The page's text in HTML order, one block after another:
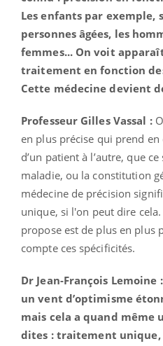
Les enfants par exemple,
personnes âgées, les
femmes... On voit
traitement en fonction
Cette médecine devient
Professeur Gilles Vassal :
en plus précise qui prend
d’un patient à l’autre, que
maladie, ou la constitution
médecine de précision
unique, si l'on peut dire
propose est de plus en plus
compte ces spécificités.
Dr Jean-François Lemoine
un vent d’optimisme
mais cela a quand même
dites : traitement unique,